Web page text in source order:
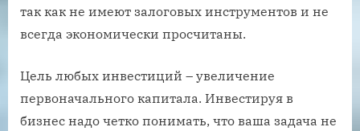
так как не имеют залоговых инструментов и не
всегда экономически просчитаны.
Цель любых инвестиций – увеличение
первоначального капитала. Инвестируя в
бизнес надо четко понимать, что ваша задача не